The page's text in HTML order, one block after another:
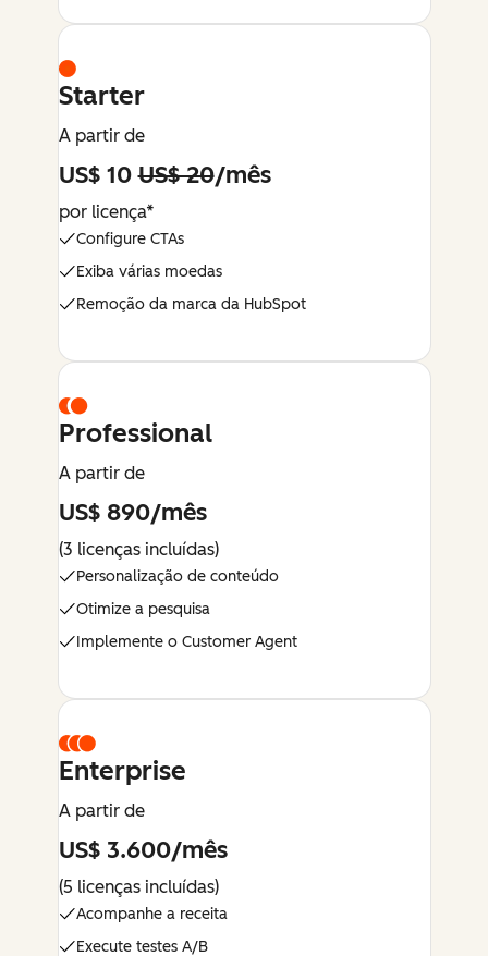
Starter
A partir de
US$ 10US$ 20/mês
por licença*
Configure CTAs
Exiba várias moedas
Remoção da marca da HubSpot
Professional
A partir de
US$ 890/mês
(3 licenças incluídas)
Personalização de conteúdo
Otimize a pesquisa
Implemente o Customer Agent
Enterprise
A partir de
US$ 3.600/mês
(5 licenças incluídas)
Acompanhe a receita
Execute testes A/B